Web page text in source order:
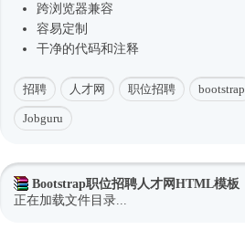
跨浏览器兼容
容易定制
干净的代码和注释
招聘 人才网 职位招聘 bootstrap
Jobguru
Bootstrap职位招聘人才网HTML模板
正在加载文件目录...